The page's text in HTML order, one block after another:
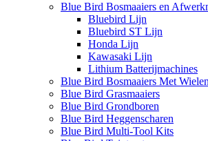
Blue Bird Bosmaaiers en
Bluebird Lijn
Bluebird ST Lijn
Honda Lijn
Kawasaki Lijn
Lithium Batterijmachines
Blue Bird Bosmaaiers Met Wielen
Blue Bird Grasmaaiers
Blue Bird Grondboren
Blue Bird Heggenscharen
Blue Bird Multi-Tool Kits